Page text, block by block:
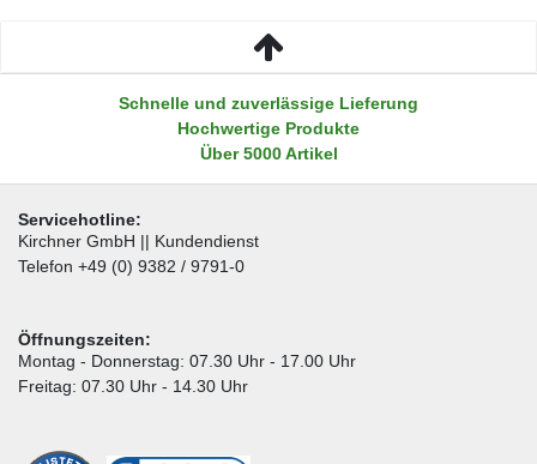
Schnelle und zuverlässige Lieferung
Hochwertige Produkte
Über 5000 Artikel
Servicehotline:
Kirchner GmbH || Kundendienst
Telefon +49 (0) 9382 / 9791-0
Öffnungszeiten:
Montag - Donnerstag: 07.30 Uhr - 17.00 Uhr
Freitag: 07.30 Uhr - 14.30 Uhr